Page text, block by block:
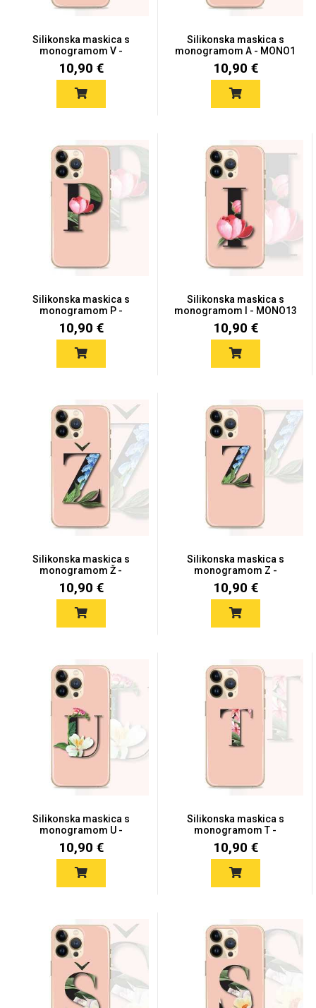
Silikonska maskica s
monogramom V -
MONO29
10,90 €
Silikonska maskica s
monogramom A - MONO1
10,90 €
Silikonska maskica s
monogramom P -
MONO22
10,90 €
Silikonska maskica s
monogramom I - MONO13
10,90 €
Silikonska maskica s
monogramom Ž -
MONO31
10,90 €
Silikonska maskica s
monogramom Z -
MONO30
10,90 €
Silikonska maskica s
monogramom U -
MONO28
10,90 €
Silikonska maskica s
monogramom T -
MONO27
10,90 €
Sleng
Životinjsko carstvo
Svemirska kolekcija Valentinovo
Love motivi I Need Some Space
Quotes Collection
Doodles Apstraktni motivi
Monogrami Dječji motivi
Za njega
Univerzalne futrole i
maskice
Preklopne maskice